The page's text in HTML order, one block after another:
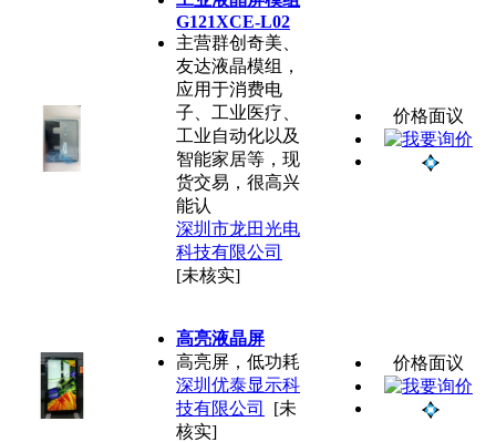
G121XCE-L02
主营群创奇美、
友达液晶模组，
应用于消费电
子、工业医疗、
工业自动化以及
智能家居等，现
货交易，很高兴
能认
深圳市龙田光电
科技有限公司
[未核实]
价格面议
高亮液晶屏
高亮屏，低功耗
深圳优泰显示科
技有限公司
[未
核实]
价格面议